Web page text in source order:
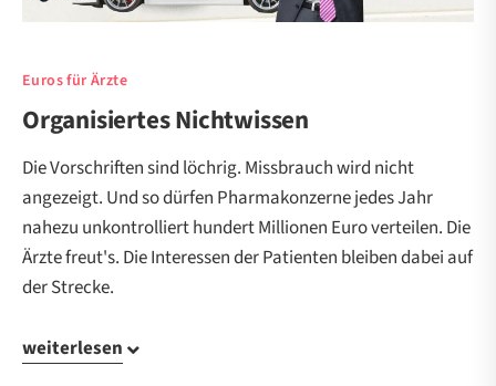
Euros für Ärzte
Organisiertes Nichtwissen
Die Vorschriften sind löchrig. Missbrauch wird nicht
angezeigt. Und so dürfen Pharmakonzerne jedes Jahr
nahezu unkontrolliert hundert Millionen Euro verteilen. Die
Ärzte freut's. Die Interessen der Patienten bleiben dabei auf
der Strecke.
weiterlesen